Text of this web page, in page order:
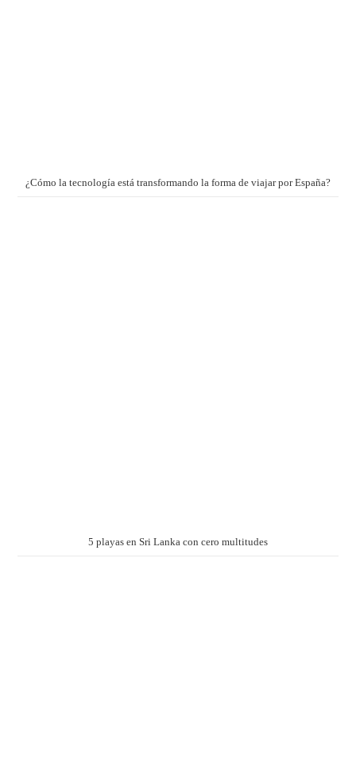
¿Cómo la tecnología está transformando la forma de viajar por España?
5 playas en Sri Lanka con cero multitudes